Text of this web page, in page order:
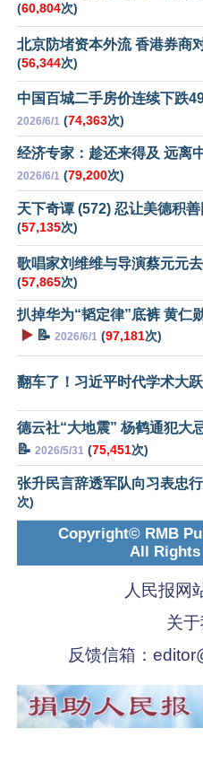
(60,804次)
北京防堵资本外流 香港券商
(56,344次)
中国百城二手房价连续下跌
2026/6/1 (74,363次)
经济专家：趁还来得及 远离
2026/6/1 (79,200次)
天下奇谭 (572) 忍让美德积
(57,135次)
歌唱家刘维维与导演蔡元元
(57,865次)
扒掉华为“韬定律”底裤 黄仁
▶️ 📝 2026/6/1 (97,181次)
翻车了！习近平时代学术大
德云社“大地震” 杨鹤通犯大
📝 2026/5/31 (75,451次)
张升民言辞透军队向习表忠
次)
Copyright© RMB
All Rights
人民报网
关
反馈信箱：